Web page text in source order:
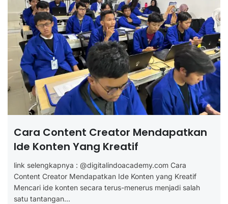
Cara Content Creator Mendapatkan
Ide Konten Yang Kreatif
link selengkapnya : @digitalindoacademy.com Cara
Content Creator Mendapatkan Ide Konten yang Kreatif
Mencari ide konten secara terus-menerus menjadi salah
satu tantangan...